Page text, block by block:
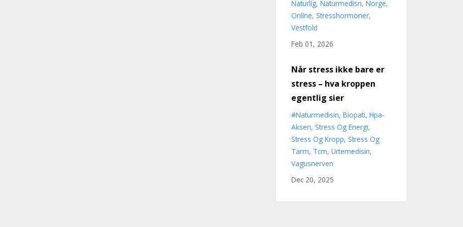
Naturlig Naturmedisn Norge
Online Stresshormoner
Vestfold
Feb 01, 2026
Når stress ikke bare er
stress – hva kroppen
egentlig sier
#naturmedisin Biopati Hpa-
Aksen Stress Og Energi
Stress Og Kropp Stress Og
Tarm Tcm Urtemedisin
Vagusnerven
Dec 20, 2025